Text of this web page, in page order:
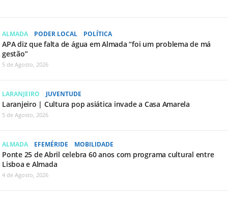
ALMADA PODER LOCAL POLÍTICA
APA diz que falta de água em Almada “foi um problema de má
gestão”
5 de Agosto, 2026
LARANJEIRO JUVENTUDE
Laranjeiro | Cultura pop asiática invade a Casa Amarela
5 de Agosto, 2026
ALMADA EFEMÉRIDE MOBILIDADE
Ponte 25 de Abril celebra 60 anos com programa cultural entre
Lisboa e Almada
4 de Agosto, 2026